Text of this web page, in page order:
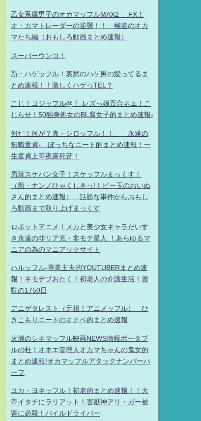
乙女系腐男子のオカマッフルMAX2- FX！
オ・カマトレーダーの逆襲！！ 極道のオカ
マたち編（おもしろ動画まとめ速報）
スーパーウンコ！
新・ハゲッフル！哀愁のハゲ男の髪ってるま
とめ速報！！激しくハゲっTEL？
こじ！コジッフル@！-レズっ娘百合ネエ！こ
じらせ！50独身処女のBL腐女子的まとめ速報-
何だ！何が？真・シロッフル！！ 永遠の
無職童貞- ぼっちなニート的まとめ速報！一
生童貞上等夜露死苦！
男装スケバン女子！スケッフルまっくす！
（新・ナンノひゃくしきっ!！ビー玉のおいぬ
さん的まとめ速報） 話題な事件からおもし
ろ動画まで取り上げまっくす
ロボットアニメ！メカと美少女キャラだいす
き永遠の非リア充・非モテ星人 ！あらゆるマ
ニアの為のマニアックサイト
ハルッフル-専業主夫的YOUTUBERまとめ速
報！キモデブおたく！初老人の介護生活！激
動の1750日
アニゲタレスト（元祖！アニメッフル） ひ
きこもりニートのオナベ的まとめ速報
火浦のシネマッフル映画NEWS情報ポータブ
ルの杜！オネエ管理人オカマちゃんの鬼女的
まとめ速報!オカマッフルアタックナンバーハ
ーフ
ユカ・ヨネッフル！初老的まとめ速報！！大
帝イタチにラリアット！害獣神アリ・ガー被
害に必殺！パイルドライバー